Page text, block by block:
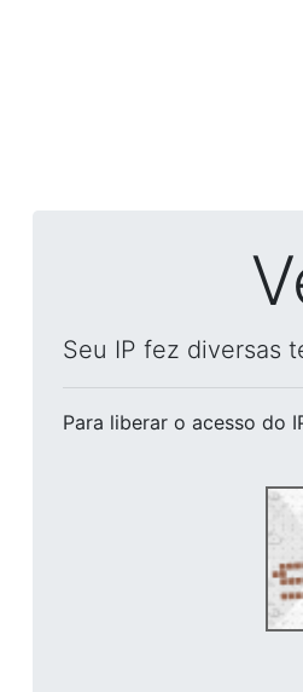
Seu IP fez diversas
Para liberar o acesso do